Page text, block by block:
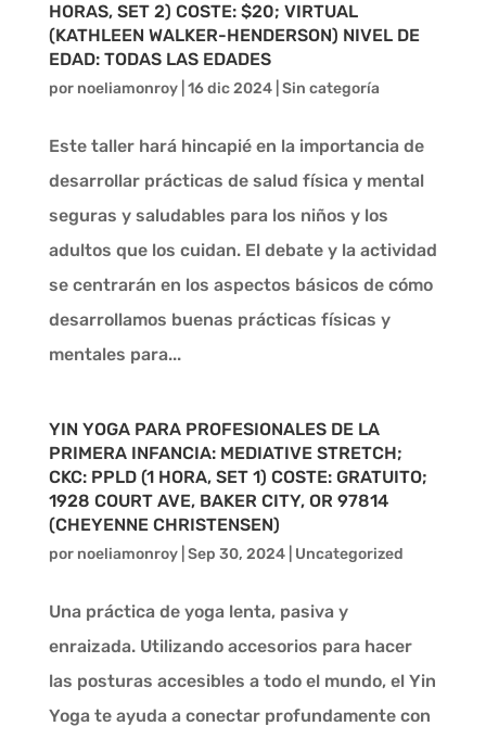
HORAS, SET 2) COSTE: $20; VIRTUAL
(KATHLEEN WALKER-HENDERSON) NIVEL DE
EDAD: TODAS LAS EDADES
por noeliamonroy| 16 dic 2024| Sin categoría
Este taller hará hincapié en la importancia de
desarrollar prácticas de salud física y mental
seguras y saludables para los niños y los
adultos que los cuidan. El debate y la actividad
se centrarán en los aspectos básicos de cómo
desarrollamos buenas prácticas físicas y
mentales para...
YIN YOGA PARA PROFESIONALES DE LA
PRIMERA INFANCIA: MEDIATIVE STRETCH;
CKC: PPLD (1 HORA, SET 1) COSTE: GRATUITO;
1928 COURT AVE, BAKER CITY, OR 97814
(CHEYENNE CHRISTENSEN)
por noeliamonroy| Sep 30, 2024| Uncategorized
Una práctica de yoga lenta, pasiva y
enraizada. Utilizando accesorios para hacer
las posturas accesibles a todo el mundo, el Yin
Yoga te ayuda a conectar profundamente con